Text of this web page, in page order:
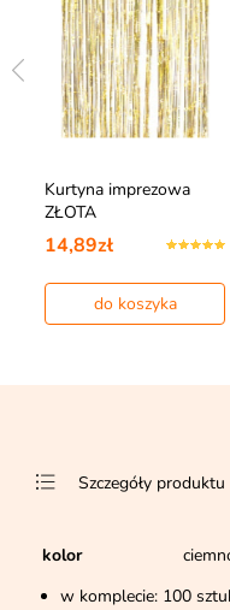
Kurtyna imprezowa
ZŁOTA
14,89zł
do koszyka
Szczegóły produktu
kolor
w komplecie: 100